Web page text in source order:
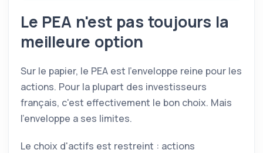
Le PEAn'est pas toujours la
meilleure option
Sur le papier, le PEA est l'enveloppe reine pour les
actions. Pour la plupart des investisseurs
français, c'est effectivement le bon choix. Mais
l'enveloppe a ses limites.
Le choix d'actifs est restreint : actions